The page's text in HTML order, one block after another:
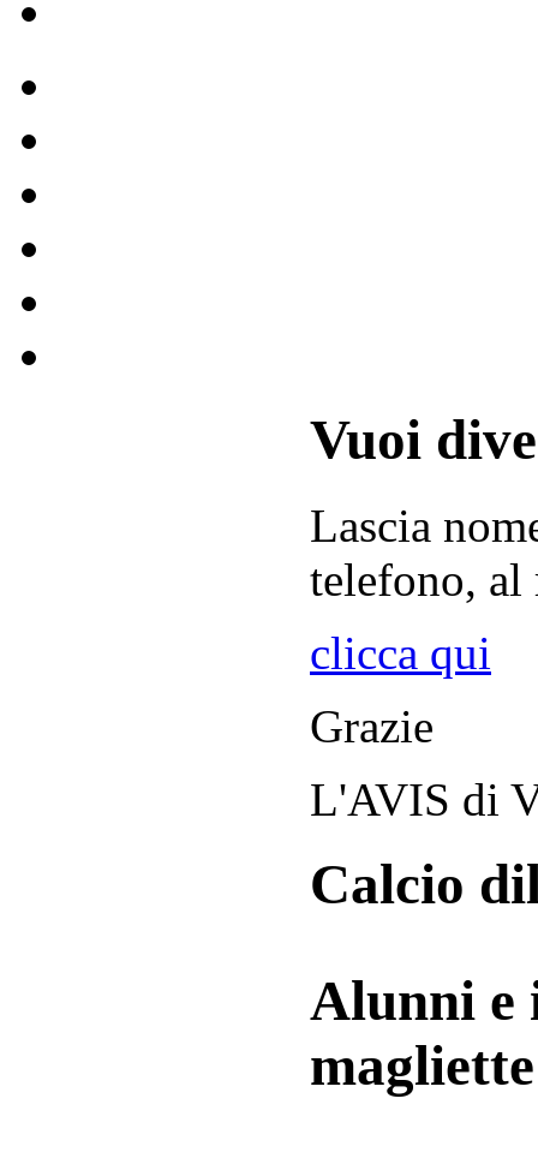
Vuoi
Lascia
telefono, al
clicca qui
Grazie
L'AVIS di
Calcio
Alunni e